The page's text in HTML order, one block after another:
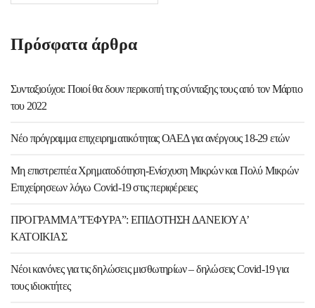
Πρόσφατα άρθρα
Συνταξιούχοι: Ποιοί θα δουν περικοπή της σύνταξης τους από τον Μάρτιο
του 2022
Νέο πρόγραμμα επιχειρηματικότητας ΟΑΕΔ για ανέργους 18-29 ετών
Μη επιστρεπτέα Χρηματοδότηση-Ενίσχυση Μικρών και Πολύ Μικρών
Επιχείρησεων λόγω Covid-19 στις περιφέρειες
ΠΡΟΓΡΑΜΜΑ”ΓΕΦΥΡΑ”: ΕΠΙΔΟΤΗΣΗ ΔΑΝΕΙΟΥ Α’
ΚΑΤΟΙΚΙΑΣ
Νέοι κανόνες για τις δηλώσεις μισθωτηρίων – δηλώσεις Covid-19 για
τους ιδιοκτήτες